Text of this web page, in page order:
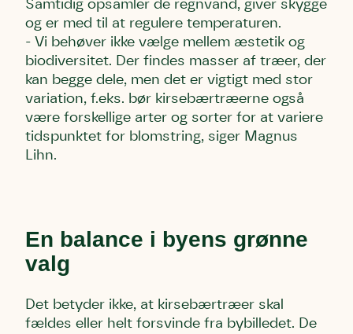
Samtidig opsamler de regnvand, giver skygge
og er med til at regulere temperaturen.
- Vi behøver ikke vælge mellem æstetik og
biodiversitet. Der findes masser af træer, der
kan begge dele, men det er vigtigt med stor
variation, f.eks. bør kirsebærtræerne også
være forskellige arter og sorter for at variere
tidspunktet for blomstring, siger Magnus
Lihn.
En balance i byens grønne
valg
Det betyder ikke, at kirsebærtræer skal
fældes eller helt forsvinde fra bybilledet. De
Du skriver under på
Linie 1
underskriftindsamlinger og andre støttemuligheder.
Jeg kan til enhver tid tilbagekalde dette samtykke ved
at kontakte persondata@dn.dk
Skriv under nu
Du skriver under på
Første punkt
eller brumbasse som mange kalder
Humlebier bestøver effektivt blomster
og afgrøder i din have.
underskriftindsamlinger og andre støttemuligheder.
Jeg kan til enhver tid tilbagekalde dette samtykke ved
at kontakte persondata@dn.dk
Skriv under nu
Du skriver under på
Storken tilbage til Kolding
underskriftindsamlinger og andre støttemuligheder.
Jeg kan til enhver tid tilbagekalde dette samtykke ved
at kontakte persondata@dn.dk
Skriv under nu